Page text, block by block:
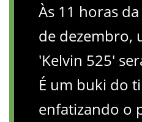
Às 11 horas
de dezembro,
'Kelvin 525'
É um buki do
enfatizando o